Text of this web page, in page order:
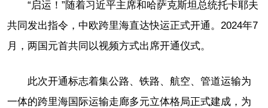
“启运！”随着习近平主席和哈萨克斯坦总统托卡耶夫
共同发出指令，中欧跨里海直达快运正式开通。2024年7
月，两国元首共同以视频方式出席开通仪式。
此次开通标志着集公路、铁路、航空、管道运输为
一体的跨里海国际运输走廊多元立体格局正式建成，为